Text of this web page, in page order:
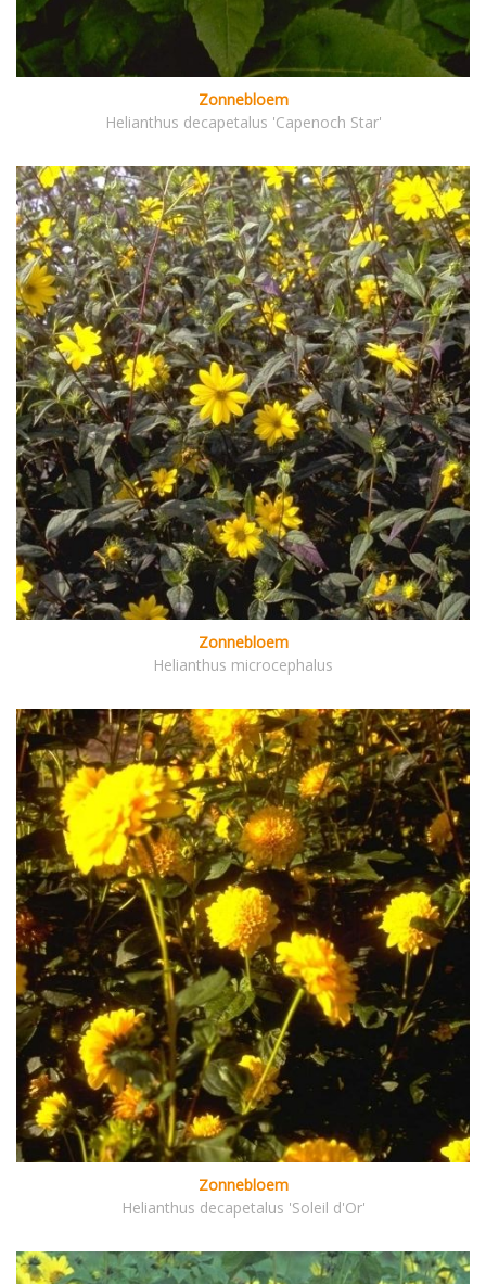
Zonnebloem
Helianthus decapetalus 'Capenoch Star'
Zonnebloem
Helianthus microcephalus
Zonnebloem
Helianthus decapetalus 'Soleil d'Or'